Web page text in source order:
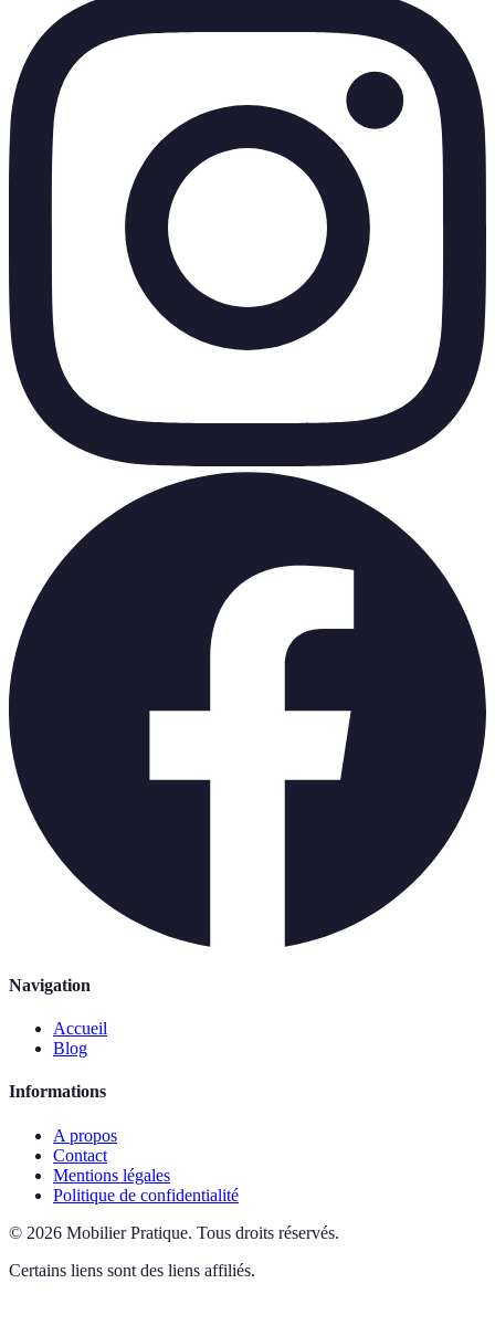
Navigation
Accueil
Blog
Informations
A propos
Contact
Mentions légales
Politique de confidentialité
© 2026 Mobilier Pratique. Tous droits réservés.
Certains liens sont des liens affiliés.